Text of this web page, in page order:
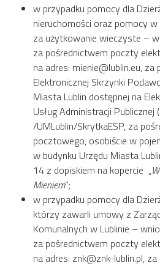
w przypadku pomocy dla
nieruchomości oraz pomocy
za użytkowanie wieczyste –
za pośrednictwem poczty
na adres: mienie@lublin.eu,
Elektronicznej Skrzynki
Miasta Lublin dostępnej na
Usług Administracji Publicznej
/UMLublin/SkrytkaESP, za
pocztowego, osobiście w
w budynku Urzędu Miasta
14 z dopiskiem na kopercie „
Mieniem”;
w przypadku pomocy dla
którzy zawarli umowy z
Komunalnych w Lublinie –
za pośrednictwem poczty
na adres: znk@znk-lublin.pl,